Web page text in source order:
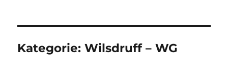
Kategorie:Wilsdruff – WG